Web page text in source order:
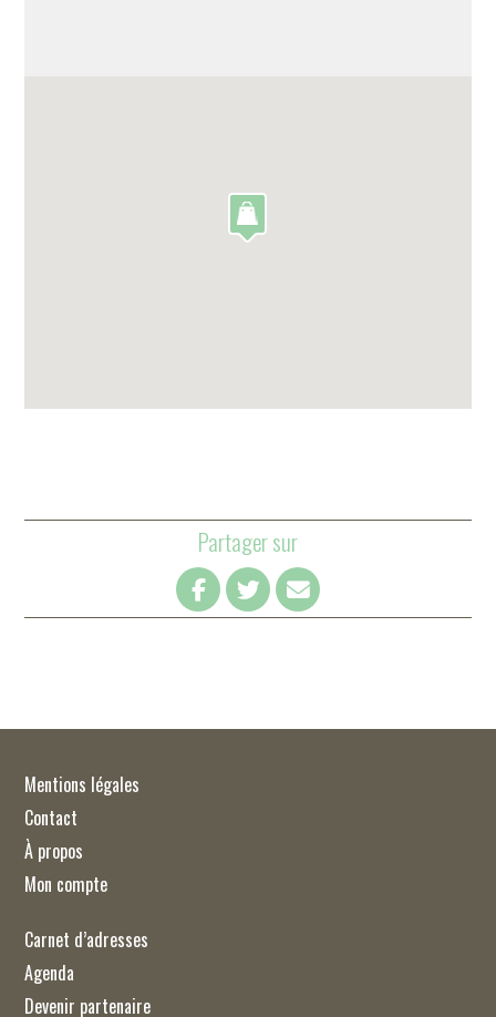
Partager sur
Mentions légales
Contact
À propos
Mon compte
Carnet d’adresses
Agenda
Devenir partenaire